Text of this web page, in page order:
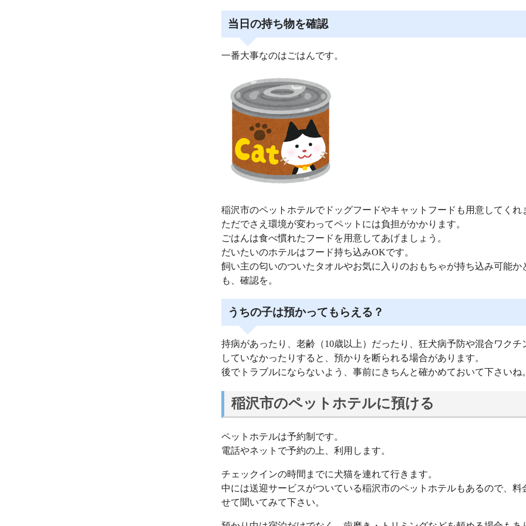
当日の持ち物を確認
一番大事なのはごはんです。
稲沢市のペットホテルでドッグフードやキャットフードも用意してくれ
ただでさえ環境が変わってペットには負担がかかります。
ごはんは食べ慣れたフードを用意してあげましょう。
だいたいのホテルはフード持ち込みOKです。
飼い主の匂いのついたタオルやお気に入りのおもちゃが持ち込み可能か
も、確認を。
うちの子は預かってもらえる？
持病があったり、老齢（10歳以上）だったり、狂犬病予防や混合ワクチ
していなかったりすると、預かりを断られる場合があります。
後でトラブルにならないよう、事前にきちんと確かめておいて下さいね
稲沢市のペットホテルに預ける
ペットホテルは予約制です。
電話やネットで予約の上、利用します。
チェックインの時間までに犬猫を連れて行きます。
中には送迎サービスがついている稲沢市のペットホテルもあるので、料
せて聞いてみて下さい。